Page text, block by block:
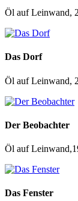
Öl auf Leinwand,
Das Dorf
Öl auf Leinwand,
Der Beobachter
Öl auf
Das Fenster